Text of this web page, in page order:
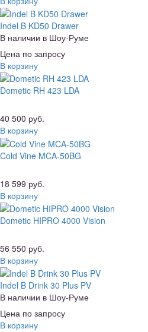
Indel B KD50 Drawer
В наличии в Шоу-Руме
Цена по запросу
В корзину
Dometic RH 423 LDA
40 500 руб.
В корзину
Cold Vine MCA-50BG
18 599 руб.
В корзину
Dometic HIPRO 4000 Vision
56 550 руб.
В корзину
Indel B Drink 30 Plus PV
В наличии в Шоу-Руме
Цена по запросу
В корзину